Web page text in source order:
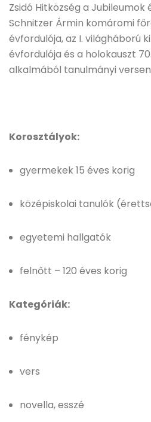
Zsidó Hitközség a Jubileumok
Schnitzer Ármin komáromi
évfordulója, az I. világháború
évfordulója és a holokauszt
alkalmából tanulmányi
Korosztályok:
gyermekek 15 éves korig
középiskolai tanulók
egyetemi hallgatók
felnőtt – 120 éves korig
Kategóriák:
fénykép
vers
novella, esszé